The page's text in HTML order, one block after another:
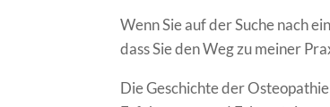
Wenn Sie auf der Suche nach
dass Sie den Weg zu meiner
Die Geschichte der